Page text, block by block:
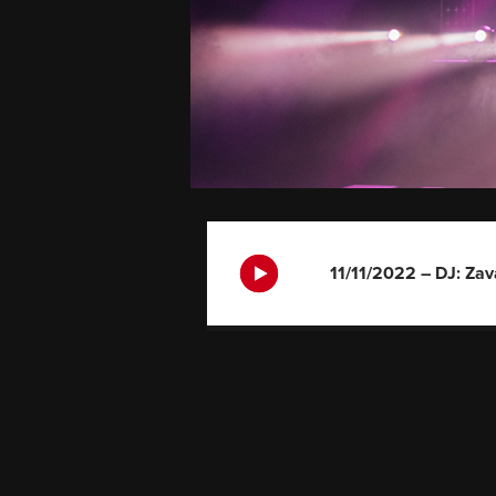
11/11/2022 – DJ: